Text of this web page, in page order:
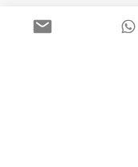
arte